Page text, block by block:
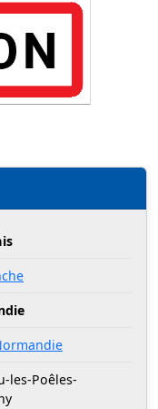
les-Poêles-